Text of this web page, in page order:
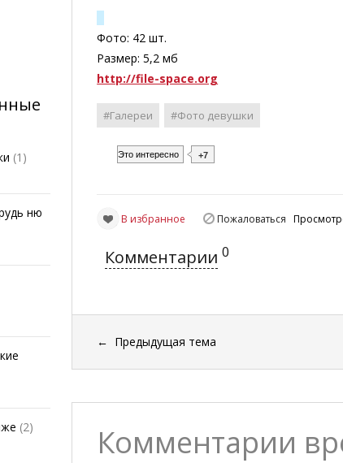
(1)
ню
(2)
Фото: 42 шт.
Размер: 5,2 мб
http://file-space.org
#Галереи #Фото девушки
Это интересно +7
В избранное Пожаловаться
Комментарии 0
← Предыдущая тема
Комментарии